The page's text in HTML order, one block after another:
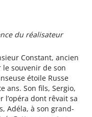
du réalisateur
Constant, ancien
souvenir de son
étoile Russe
ans. Son fils, Sergio,
l’opéra dont rêvait sa
Adéla, à son grand-